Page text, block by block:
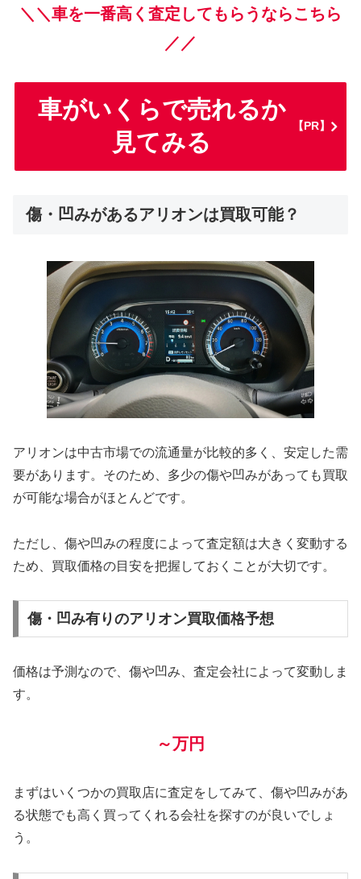
＼＼車を一番高く査定してもらうならこちら
／／
車がいくらで売れるか
見てみる
【PR】
傷・凹みがあるアリオンは買取可能？
アリオンは中古市場での流通量が比較的多く、安定した需
要があります。そのため、多少の傷や凹みがあっても買取
が可能な場合がほとんどです。
ただし、傷や凹みの程度によって査定額は大きく変動する
ため、買取価格の目安を把握しておくことが大切です。
傷・凹み有りのアリオン買取価格予想
価格は予測なので、傷や凹み、査定会社によって変動しま
す。
～万円
まずはいくつかの買取店に査定をしてみて、傷や凹みがあ
る状態でも高く買ってくれる会社を探すのが良いでしょ
う。